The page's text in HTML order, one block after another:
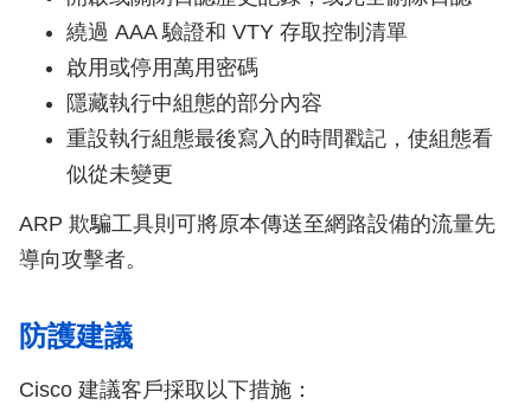
繞過 AAA 驗證和 VTY 存取控制清單
啟用或停用萬用密碼
隱藏執行中組態的部分內容
重設執行組態最後寫入的時間戳記，使組態看
似從未變更
ARP 欺騙工具則可將原本傳送至網路設備的流量先
導向攻擊者。
防護建議
Cisco 建議客戶採取以下措施：